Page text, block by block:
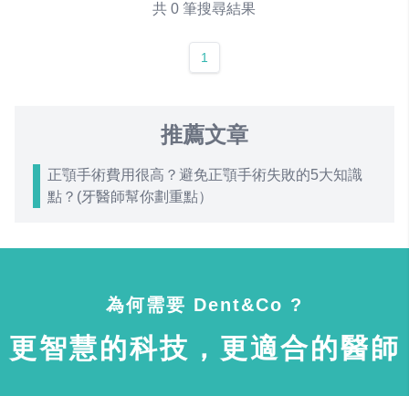
共 0 筆搜尋結果
1
推薦文章
正顎手術費用很高？避免正顎手術失敗的5大知識
點？(牙醫師幫你劃重點）
為何需要 Dent&Co ?
更智慧的科技，更適合的醫師